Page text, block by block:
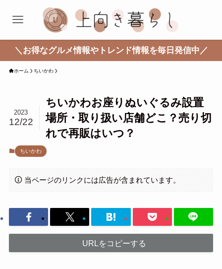
＼お得なグルメ情報やトレンド情報を毎日発信中／
ホーム ちいかわ
ちいかわお座りぬいぐるみ設置
場所・取り扱い店舗どこ？売り切
れで再販はいつ？
2023
12/22
ちいかわ
当ページのリンクには広告が含まれています。
URLをコピーする